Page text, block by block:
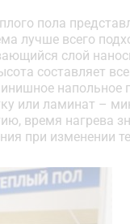
пола
лучше всего
слой
составляет
напольное
или ламинат –
время нагрева
при изменении